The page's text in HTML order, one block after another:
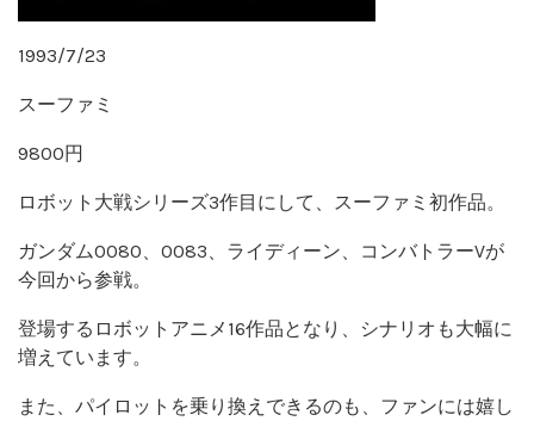
1993/7/23
スーファミ
9800円
ロボット大戦シリーズ3作目にして、スーファミ初作品。
ガンダム0080、0083、ライディーン、コンバトラーVが
今回から参戦。
登場するロボットアニメ16作品となり、シナリオも大幅に
増えています。
また、パイロットを乗り換えできるのも、ファンには嬉し